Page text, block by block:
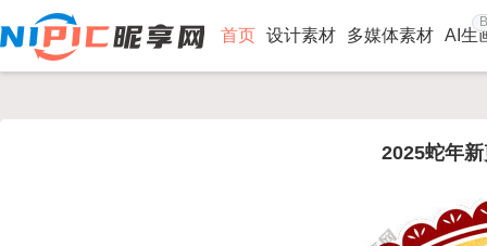
首页 设计素材 多媒体素材 AI生
2025蛇年